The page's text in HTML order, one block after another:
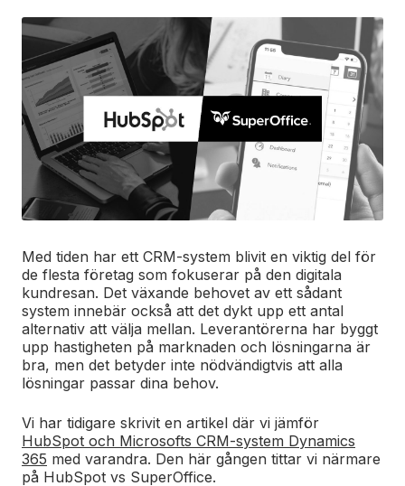
Med tiden har ett CRM-system blivit en viktig del för
de flesta företag som fokuserar på den digitala
kundresan. Det växande behovet av ett sådant
system innebär också att det dykt upp ett antal
alternativ att välja mellan. Leverantörerna har byggt
upp hastigheten på marknaden och lösningarna är
bra, men det betyder inte nödvändigtvis att alla
lösningar passar dina behov.
Vi har tidigare skrivit en artikel där vi jämför
HubSpot och Microsofts CRM-system Dynamics
365 med varandra. Den här gången tittar vi närmare
på HubSpot vs SuperOffice.